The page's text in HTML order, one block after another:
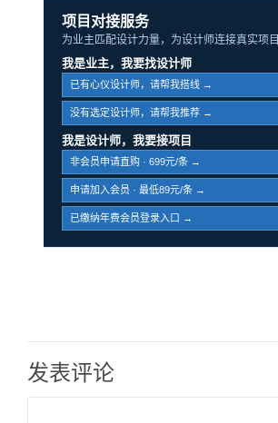
项目对接服务
为业主匹配设计力量，为设计师连接真实项目
我是业主，我要找设计师
已有心仪设计师，请帮我搭线 →
没有选定设计师，请帮我推荐 →
我是设计师，我要接项目
非会员申请直购 · 699元/条 →
申请加入会员 · 最低89元/条 →
已缴纳年费会员登录入口 →
发表评论